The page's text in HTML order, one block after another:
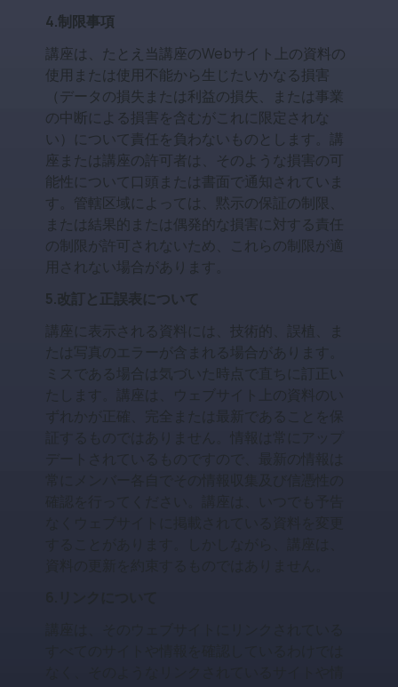
4.制限事項
講座は、たとえ当講座のWebサイト上の資料の
使用または使用不能から生じたいかなる損害
（データの損失または利益の損失、または事業
の中断による損害を含むがこれに限定されな
い）について責任を負わないものとします。講
座または講座の許可者は、そのような損害の可
能性について口頭または書面で通知されていま
す。管轄区域によっては、黙示の保証の制限、
または結果的または偶発的な損害に対する責任
の制限が許可されないため、これらの制限が適
用されない場合があります。
5.改訂と正誤表について
講座に表示される資料には、技術的、誤植、ま
たは写真のエラーが含まれる場合があります。
ミスである場合は気づいた時点で直ちに訂正い
たします。講座は、ウェブサイト上の資料のい
ずれかが正確、完全または最新であることを保
証するものではありません。情報は常にアップ
デートされているものですので、最新の情報は